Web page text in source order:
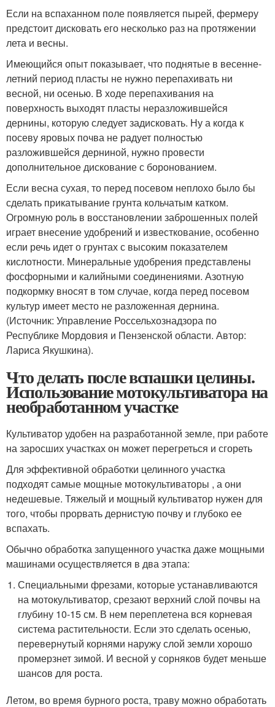
Если на вспаханном поле появляется пырей, фермеру
предстоит дисковать его несколько раз на протяжении
лета и весны.
Имеющийся опыт показывает, что поднятые в весенне-
летний период пласты не нужно перепахивать ни
весной, ни осенью. В ходе перепахивания на
поверхность выходят пласты неразложившейся
дернины, которую следует задисковать. Ну а когда к
посеву яровых почва не радует полностью
разложившейся дерниной, нужно провести
дополнительное дискование с боронованием.
Если весна сухая, то перед посевом неплохо было бы
сделать прикатывание грунта кольчатым катком.
Огромную роль в восстановлении заброшенных полей
играет внесение удобрений и известкование, особенно
если речь идет о грунтах с высоким показателем
кислотности. Минеральные удобрения представлены
фосфорными и калийными соединениями. Азотную
подкормку вносят в том случае, когда перед посевом
культур имеет место не разложенная дернина.
(Источник: Управление Россельхознадзора по
Республике Мордовия и Пензенской области. Автор:
Лариса Якушкина).
Что делать после вспашки целины.
Использование мотокультиватора на
необработанном участке
Культиватор удобен на разработанной земле, при работе
на заросших участках он может перегреться и сгореть
Для эффективной обработки целинного участка
подходят самые мощные мотокультиваторы , а они
недешевые. Тяжелый и мощный культиватор нужен для
того, чтобы прорвать дернистую почву и глубоко ее
вспахать.
Обычно обработка запущенного участка даже мощными
машинами осуществляется в два этапа:
Специальными фрезами, которые устанавливаются
на мотокультиватор, срезают верхний слой почвы на
глубину 10-15 см. В нем переплетена вся корневая
система растительности. Если это сделать осенью,
перевернутый корнями наружу слой земли хорошо
промерзнет зимой. И весной у сорняков будет меньше
шансов для роста.
Летом, во время бурного роста, траву можно обработать